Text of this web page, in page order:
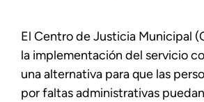
El Centro de Justicia Municipal
la implementación del servicio
una alternativa para que las
por faltas administrativas